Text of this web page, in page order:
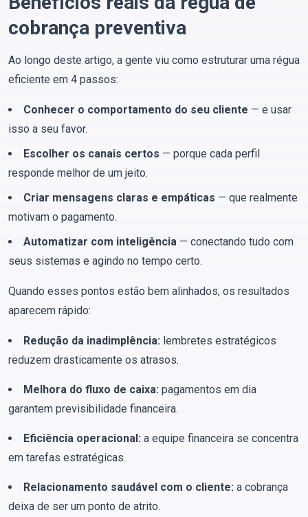
cobrança preventiva
Ao longo deste artigo, a gente viu como estruturar uma régua
eficiente em 4 passos:
Conhecer o comportamento do seu cliente — e usar
isso a seu favor.
Escolher os canais certos — porque cada perfil
responde melhor de um jeito.
Criar mensagens claras e empáticas — que realmente
motivam o pagamento.
Automatizar com inteligência — conectando tudo com
seus sistemas e agindo no tempo certo.
Quando esses pontos estão bem alinhados, os resultados
aparecem rápido:
Redução da inadimplência: lembretes estratégicos
reduzem drasticamente os atrasos.
Melhora do fluxo de caixa: pagamentos em dia
garantem previsibilidade financeira.
Eficiência operacional: a equipe financeira se concentra
em tarefas estratégicas.
Relacionamento saudável com o cliente: a cobrança
deixa de ser um ponto de atrito.